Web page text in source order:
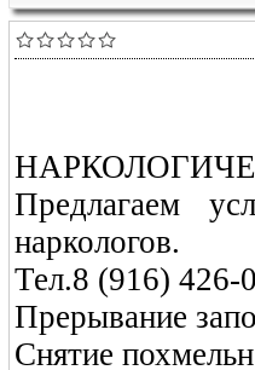
Предлагаем
наркологов.
Тел.8 (916) 426-
Прерывание
Снятие